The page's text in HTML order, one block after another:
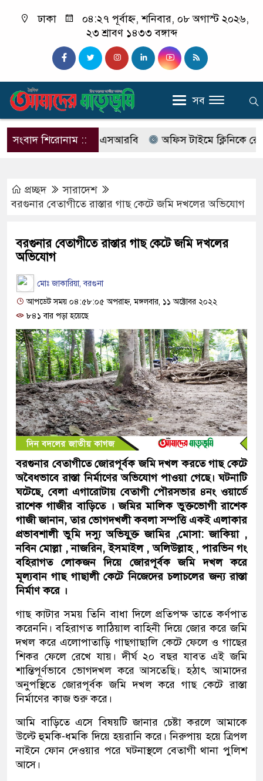
ঢাকা
০৪:২৭ পূর্বাহ্ন, শনিবার, ০৮ অগাস্ট ২০২৬,
২৩ শ্রাবণ ১৪৩৩ বঙ্গাব্দ
সব
সংবাদ শিরোনাম ::
নাম বদলে আসছে এসআরবি অফিস টাইমে ক্লিনিকে রোগী
প্রচ্ছদ
সারাদেশ
বরগুনার বেতাগীতে রাস্তার গাছ কেটে জমি দখলের অভিযোগ
বরগুনার বেতাগীতে রাস্তার গাছ কেটে জমি দখলের
অভিযোগ
মোঃ জাকারিয়া, বরগুনা
আপডেট সময় ০৪:৫৮:০৫ অপরাহ্ন, মঙ্গলবার, ১১ অক্টোবর ২০২২
৮৪১ বার পড়া হয়েছে
বরগুনার বেতাগীতে জোরপূর্বক জমি দখল করতে গাছ কেটে
অবৈধভাবে রাস্তা নির্মাণের অভিযোগ পাওয়া গেছে। ঘটনাটি
ঘটেছে, বেলা এগারোটায় বেতাগী পৌরসভার ৪নং ওয়ার্ডে
রাশেক গাজীর বাড়িতে । জমির মালিক ভুক্তভোগী রাশেক
গাজী জানান, তার ভোগদখলী কবলা সম্পত্তি একই এলাকার
প্রভাবশালী ভুমি দস্যু অভিযু্‌ক্ত জামির ,মোসা: জাকিয়া ,
নবিন মোল্লা , নাজরিন, ইসমাইল , অলিউল্লাহ , পারভিন গং
বহিরাগত লোকজন দিয়ে জোরপূর্বক জমি দখল করে
মূল্যবান গাছ গাছালী কেটে নিজেদের চলাচলের জন্য রাস্তা
নির্মাণ করে ।
গাছ কাটার সময় তিনি বাধা দিলে প্রতিপক্ষ তাতে কর্ণপাত
করেননি। বহিরাগত লাঠিয়াল বাহিনী দিয়ে জোর করে জমি
দখল করে এলোপাতাড়ি গাছগাছালি কেটে ফেলে ও গাছের
শিকর ফেলে রেখে যায়। দীর্ঘ ২০ বছর যাবত এই জমি
শান্তিপূর্ণভাবে ভোগদখল করে আসতেছি। হঠাৎ আমাদের
অনুপস্থিতে জোরপূর্বক জমি দখল করে গাছ কেটে রাস্তা
নির্মাণের কাজ শুরু করে।
আমি বাড়িতে এসে বিষয়টি জানার চেষ্টা করলে আমাকে
উল্টে হুমকি-ধমকি দিয়ে হয়রানি করে। নিরুপায় হয়ে ত্রিপল
নাইনে ফোন দেওয়ার পরে ঘটনাস্থলে বেতাগী থানা পুলিশ
আসে।